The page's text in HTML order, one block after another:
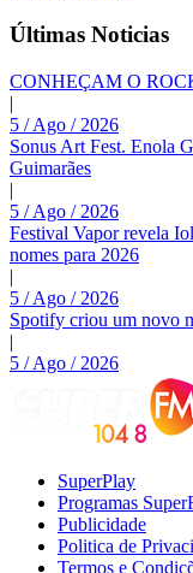
Últimas Noticias
CONHEÇAM O
|
5 / Ago / 2026
Sonus Art Fest. Enola
Guimarães
|
5 / Ago / 2026
Festival Vapor revela
nomes para 2026
|
5 / Ago / 2026
Spotify criou um novo
|
5 / Ago / 2026
SuperPlay
Programas
Publicidade
Politica de
Termos e